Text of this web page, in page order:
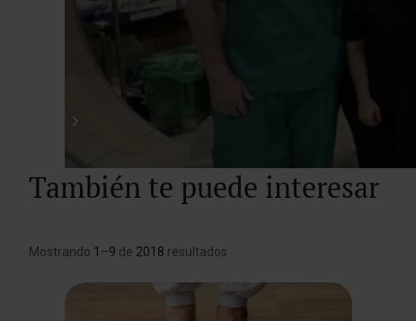
También te puede interesar
Mostrando 1 –9 de 2018 resultados